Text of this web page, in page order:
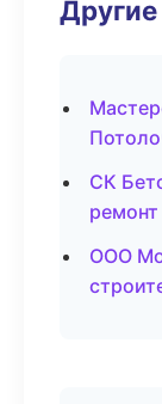
СК
ООО